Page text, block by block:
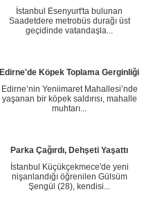
İstanbul Esenyurt'ta bulunan
Saadetdere metrobüs durağı üst
geçidinde vatandaşla...
Edirne'de Köpek Toplama Gerginliği
Edirne’nin Yeniimaret Mahallesi’nde
yaşanan bir köpek saldırısı, mahalle
muhtarı...
Parka Çağırdı, Dehşeti Yaşattı
İstanbul Küçükçekmece'de yeni
nişanlandığı öğrenilen Gülsüm
Şengül (28), kendisi...